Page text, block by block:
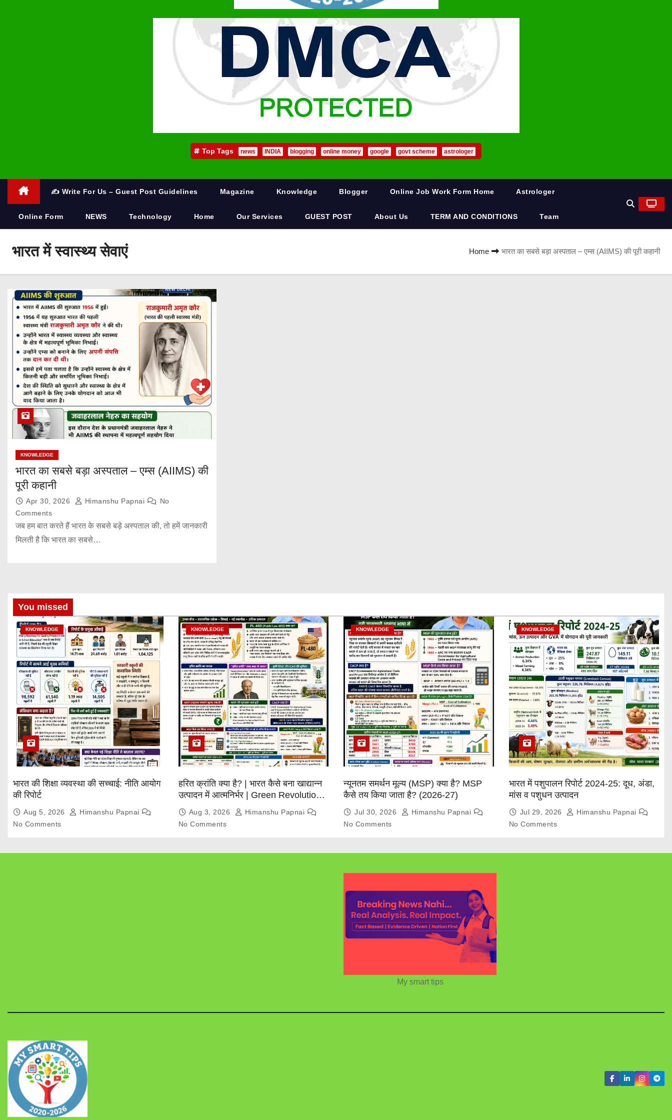
Top Tags news INDIA blogging online money google govt scheme astrologer
✍️ Write For Us – Guest Post Guidelines Magazine Knowledge Blogger Online Job Work Form Home Astrologer
Online Form NEWS Technology Home Our Services GUEST POST About Us TERM AND CONDITIONS Team
भारत में स्वास्थ्य सेवाएं Home भारत का सबसे बड़ा अस्पताल – एम्स (AIIMS) की पूरी कहानी
KNOWLEDGE
भारत का सबसे बड़ा अस्पताल – एम्स (AIIMS) की
पूरी कहानी
Apr 30, 2026 Himanshu Papnai
No
Comments
जब हम बात करते हैं भारत के सबसे बड़े अस्पताल की, तो हमें जानकारी
मिलती है कि भारत का सबसे…
You missed
KNOWLEDGE
भारत की शिक्षा व्यवस्था की सच्चाई: नीति आयोग
की रिपोर्ट
Aug 5, 2026
Himanshu Papnai
No Comments
KNOWLEDGE
हरित क्रांति क्या है? | भारत कैसे बना खाद्यान्न
उत्पादन में आत्मनिर्भर | Green Revolution
Explained
Aug 3, 2026
Himanshu Papnai
No Comments
KNOWLEDGE
न्यूनतम समर्थन मूल्य (MSP) क्या है? MSP
कैसे तय किया जाता है? (2026-27)
Jul 30, 2026
Himanshu Papnai
No Comments
KNOWLEDGE
भारत में पशुपालन रिपोर्ट 2024-25: दूध, अंडा,
मांस व पशुधन उत्पादन
Jul 29, 2026
Himanshu Papnai
No Comments
My smart tips